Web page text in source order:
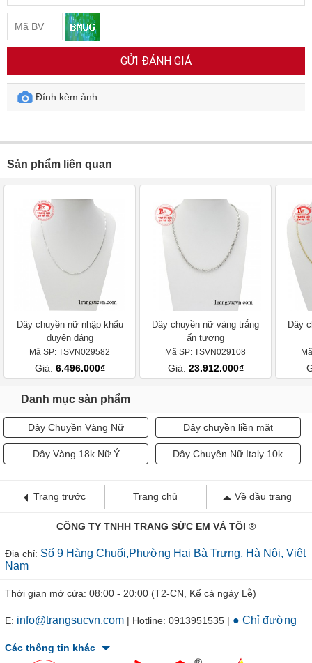
GỬI ĐÁNH GIÁ
Đính kèm ảnh
Sản phẩm liên quan
Dây chuyền nữ nhập khẩu
duyên dáng
Mã SP: TSVN029582
Giá: 6.496.000₫
Dây chuyền nữ vàng trắng
ấn tượng
Mã SP: TSVN029108
Giá: 23.912.000₫
Dây
Danh mục sản phẩm
Dây Chuyền Vàng Nữ Dây chuyền liền mặt
Dây Vàng 18k Nữ Ý Dây Chuyền Nữ Italy 10k
Trang trước Trang chủ Về đầu trang
CÔNG TY TNHH TRANG SỨC EM VÀ TÔI ®
Địa chỉ: Số 9 Hàng Chuối,Phường Hai Bà Trưng, Hà Nội, Việt
Nam
Thời gian mở cửa: 08:00 - 20:00 (T2-CN, Kể cả ngày Lễ)
E: info@trangsucvn.com | Hotline: 0913951535 | ● Chỉ đường
Các thông tin khác